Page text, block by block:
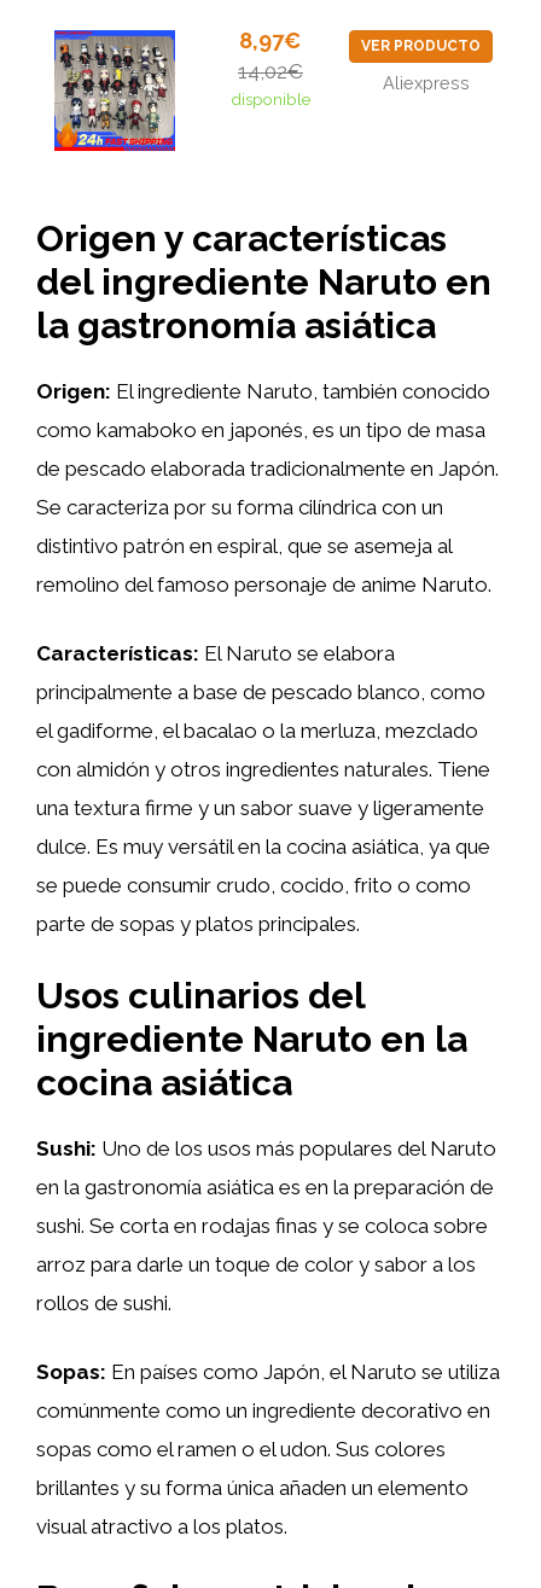
8,97€
14,02€
disponible
VER PRODUCTO
Aliexpress
Origen y características
del ingrediente Naruto en
la gastronomía asiática
Origen: El ingrediente Naruto, también conocido
como kamaboko en japonés, es un tipo de masa
de pescado elaborada tradicionalmente en Japón.
Se caracteriza por su forma cilíndrica con un
distintivo patrón en espiral, que se asemeja al
remolino del famoso personaje de anime Naruto.
Características: El Naruto se elabora
principalmente a base de pescado blanco, como
el gadiforme, el bacalao o la merluza, mezclado
con almidón y otros ingredientes naturales. Tiene
una textura firme y un sabor suave y ligeramente
dulce. Es muy versátil en la cocina asiática, ya que
se puede consumir crudo, cocido, frito o como
parte de sopas y platos principales.
Usos culinarios del
ingrediente Naruto en la
cocina asiática
Sushi: Uno de los usos más populares del Naruto
en la gastronomía asiática es en la preparación de
sushi. Se corta en rodajas finas y se coloca sobre
arroz para darle un toque de color y sabor a los
rollos de sushi.
Sopas: En países como Japón, el Naruto se utiliza
comúnmente como un ingrediente decorativo en
sopas como el ramen o el udon. Sus colores
brillantes y su forma única añaden un elemento
visual atractivo a los platos.